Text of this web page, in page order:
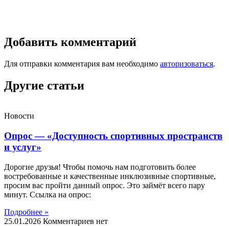
Добавить комментарий
Для отправки комментария вам необходимо авторизоваться.
Другие статьи
Новости
Опрос — «Доступность спортивных пространств
и услуг»
Дорогие друзья! Чтобы помочь нам подготовить более
востребованные и качественные инклюзивные спортивные,
просим вас пройти данный опрос. Это займёт всего пару
минут. Ссылка на опрос:
Подробнее »
25.01.2026 Комментариев нет